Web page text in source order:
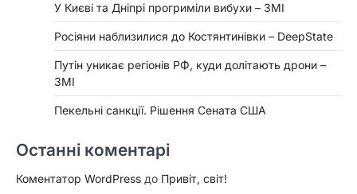
У Києві та Дніпрі прогриміли вибухи – ЗМІ
Росіяни наблизилися до Костянтинівки – DeepState
Путін уникає регіонів РФ, куди долітають дрони –
ЗМІ
Пекельні санкції. Рішення Сената США
Останні коментарі
Коментатор WordPress до Привіт, світ!